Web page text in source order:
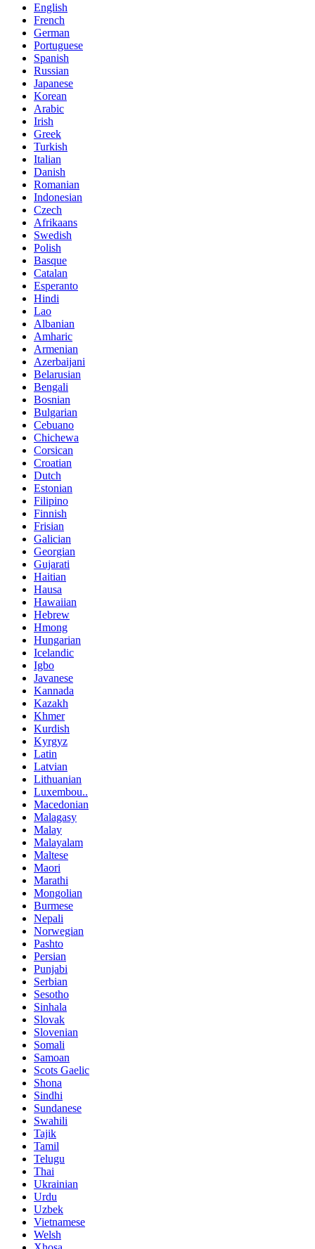
English
French
German
Portuguese
Spanish
Russian
Japanese
Korean
Arabic
Irish
Greek
Turkish
Italian
Danish
Romanian
Indonesian
Czech
Afrikaans
Swedish
Polish
Basque
Catalan
Esperanto
Hindi
Lao
Albanian
Amharic
Armenian
Azerbaijani
Belarusian
Bengali
Bosnian
Bulgarian
Cebuano
Chichewa
Corsican
Croatian
Dutch
Estonian
Filipino
Finnish
Frisian
Galician
Georgian
Gujarati
Haitian
Hausa
Hawaiian
Hebrew
Hmong
Hungarian
Icelandic
Igbo
Javanese
Kannada
Kazakh
Khmer
Kurdish
Kyrgyz
Latin
Latvian
Lithuanian
Luxembou..
Macedonian
Malagasy
Malay
Malayalam
Maltese
Maori
Marathi
Mongolian
Burmese
Nepali
Norwegian
Pashto
Persian
Punjabi
Serbian
Sesotho
Sinhala
Slovak
Slovenian
Somali
Samoan
Scots Gaelic
Shona
Sindhi
Sundanese
Swahili
Tajik
Tamil
Telugu
Thai
Ukrainian
Urdu
Uzbek
Vietnamese
Welsh